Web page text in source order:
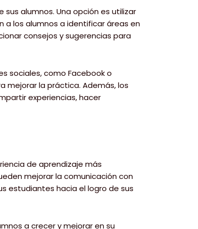
alumnos. Una opción es utilizar
a los alumnos a identificar áreas en
consejos y sugerencias para
sociales, como Facebook o
mejorar la práctica. Además, los
experiencias, hacer
de aprendizaje más
mejorar la comunicación con
estudiantes hacia el logro de sus
a crecer y mejorar en su